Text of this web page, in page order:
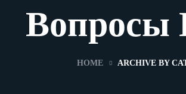
Вопросы
HOME ARCHIVE BY